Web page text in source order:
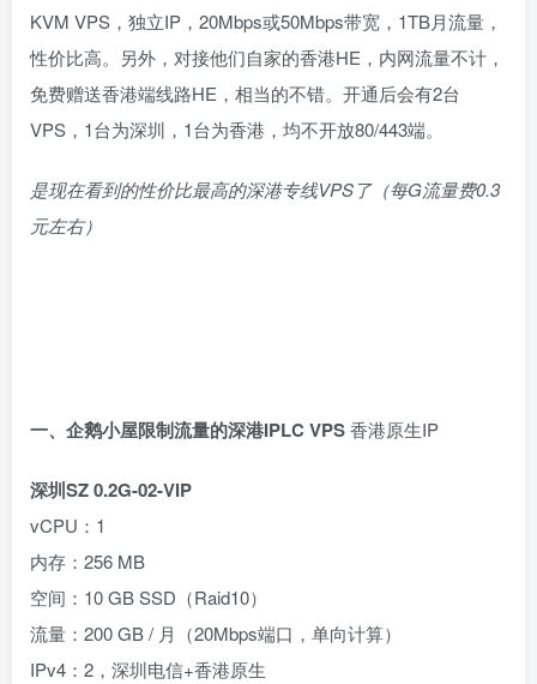
KVM VPS，独立IP，20Mbps或50Mbps带宽，1TB月流量，
性价比高。另外，对接他们自家的香港HE，内网流量不计，
免费赠送香港端线路HE，相当的不错。开通后会有2台
VPS，1台为深圳，1台为香港，均不开放80/443端。
是现在看到的性价比最高的深港专线VPS了（每G流量费0.3
元左右）
一、企鹅小屋限制流量的深港IPLC VPS香港原生IP
深圳SZ 0.2G-02-VIP
vCPU：1
内存：256 MB
空间：10 GB SSD（Raid10）
流量：200 GB / 月（20Mbps端口，单向计算）
IPv4：2，深圳电信+香港原生